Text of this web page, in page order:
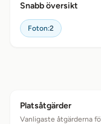
Snabb översikt
Foton:2
Platsåtgärder
Vanligaste åtgärderna